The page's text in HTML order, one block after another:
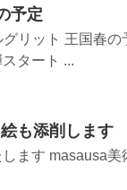
予定
リット 王国春
タート ...
も添削します
ます masausa美